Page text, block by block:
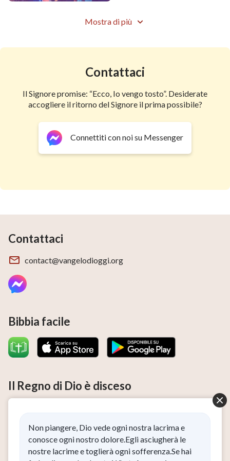
davvero, quando il tuo cuore si aprirà davvero, potrai
vedere ciò che Dio ha, potrai vedere ciò che Dio è,
oppure rabbia, i tuoi occhi inizieranno a vedere, se
aprirai il tuo cuore a Dio e Lo inviti ad entrare.
da La Parola appare nella carne
Mostra di più
Contattaci
Il Signore promise: “Ecco, Io vengo tosto”. Desiderate
accogliere il ritorno del Signore il prima possibile?
Connettiti con noi su Messenger
Contattaci
contact@vangelodioggi.org
Bibbia facile
Il Regno di Dio è disceso
Ho letto e accetto l’Informativa sulla privacy.
Non piangere, Dio vede ogni nostra lacrima e
conosce ogni nostro dolore.Egli asciugherà le
nostre lacrime e toglierà ogni sofferenza.Se hai